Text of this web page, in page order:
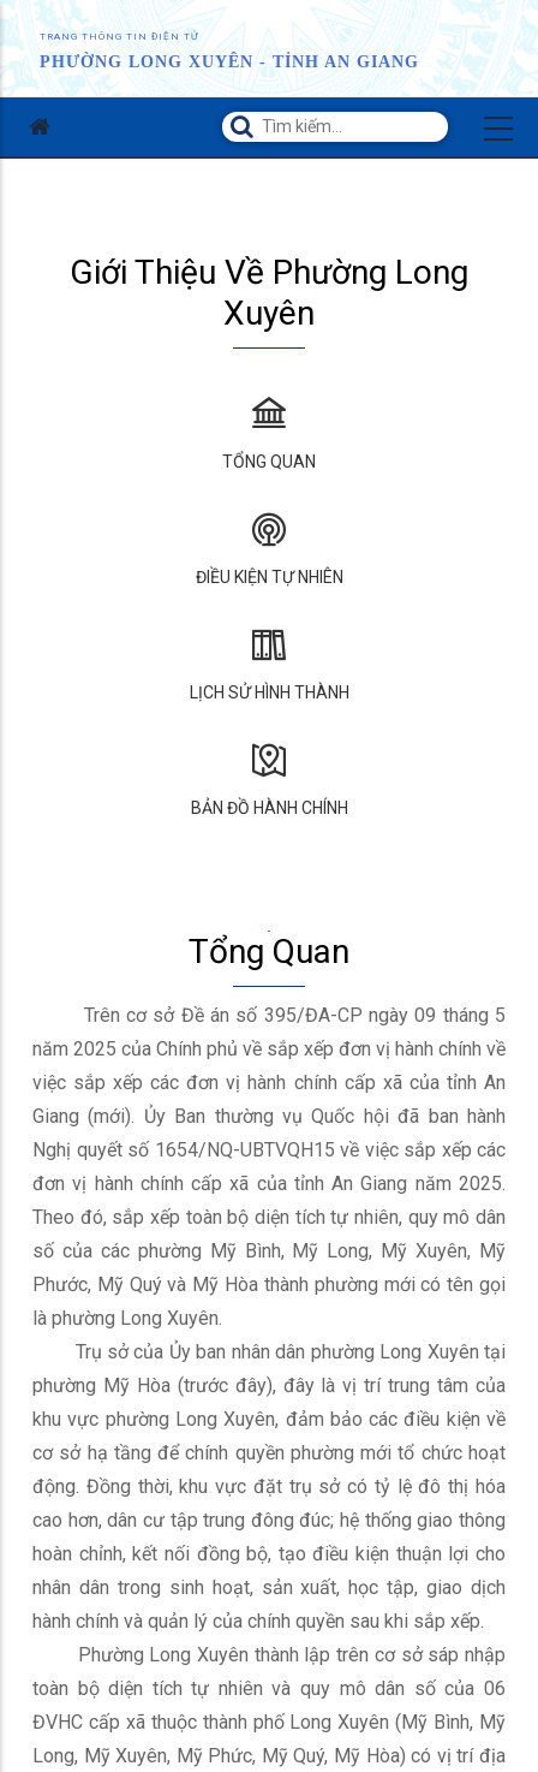
TRANG THÔNG TIN ĐIỆN TỬ
PHƯỜNG LONG XUYÊN - TỈNH AN GIANG
Giới Thiệu Về Phường Long
Xuyên
TỔNG QUAN
ĐIỀU KIỆN TỰ NHIÊN
LỊCH SỬ HÌNH THÀNH
BẢN ĐỒ HÀNH CHÍNH
Tổng Quan
Trên cơ sở Đề án số 395/ĐA-CP ngày 09 tháng 5
năm 2025 của Chính phủ về sắp xếp đơn vị hành chính về
việc sắp xếp các đơn vị hành chính cấp xã của tỉnh An
Giang (mới). Ủy Ban thường vụ Quốc hội đã ban hành
Nghị quyết số 1654/NQ-UBTVQH15 về việc sắp xếp các
đơn vị hành chính cấp xã của tỉnh An Giang năm 2025.
Theo đó, sắp xếp toàn bộ diện tích tự nhiên, quy mô dân
số của các phường Mỹ Bình, Mỹ Long, Mỹ Xuyên, Mỹ
Phước, Mỹ Quý và Mỹ Hòa thành phường mới có tên gọi
là phường Long Xuyên.
Trụ sở của Ủy ban nhân dân phường Long Xuyên tại
phường Mỹ Hòa (trước đây), đây là vị trí trung tâm của
khu vực phường Long Xuyên, đảm bảo các điều kiện về
cơ sở hạ tầng để chính quyền phường mới tổ chức hoạt
động. Đồng thời, khu vực đặt trụ sở có tỷ lệ đô thị hóa
cao hơn, dân cư tập trung đông đúc; hệ thống giao thông
hoàn chỉnh, kết nối đồng bộ, tạo điều kiện thuận lợi cho
nhân dân trong sinh hoạt, sản xuất, học tập, giao dịch
hành chính và quản lý của chính quyền sau khi sắp xếp.
Phường Long Xuyên thành lập trên cơ sở sáp nhập
toàn bộ diện tích tự nhiên và quy mô dân số của 06
ĐVHC cấp xã thuộc thành phố Long Xuyên (Mỹ Bình, Mỹ
Long, Mỹ Xuyên, Mỹ Phức, Mỹ Quý, Mỹ Hòa) có vị trí địa